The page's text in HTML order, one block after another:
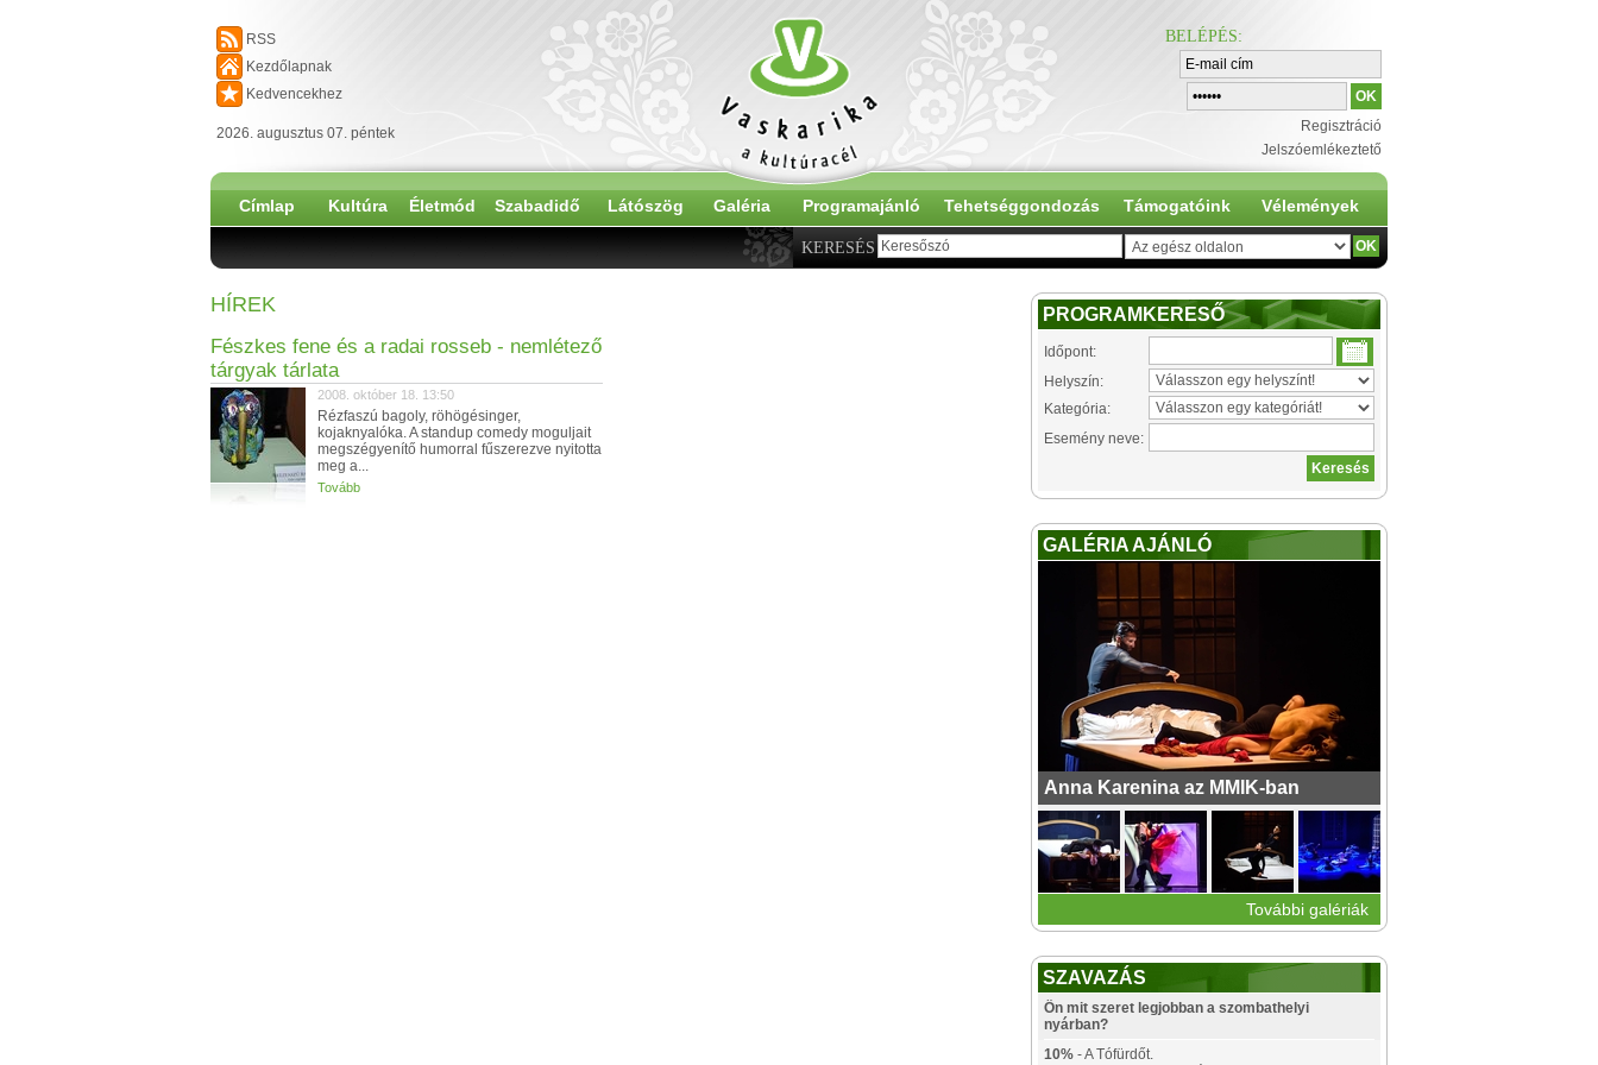
RSS
Kezdőlapnak
Kedvencekhez
2026. augusztus 07. péntek
BELÉPÉS:
Regisztráció
Jelszóemlékeztető
Címlap Kultúra Életmód Szabadidő Látószög Galéria Programajánló Tehetséggondozás Támogatóink Vélemények
KERESÉS
HÍREK
Fészkes fene és a radai rosseb - nemlétező
tárgyak tárlata
2008. október 18. 13:50
Rézfaszú bagoly, röhögésinger,
kojaknyalóka. A standup comedy moguljait
megszégyenítő humorral fűszerezve nyitotta
meg a...
Tovább
PROGRAMKERESŐ
Időpont:
Helyszín:
Kategória:
Esemény neve:
GALÉRIA AJÁNLÓ
Anna Karenina az MMIK-ban
További galériák
SZAVAZÁS
Ön mit szeret legjobban a szombathelyi
nyárban?
10% - A Tófürdőt.